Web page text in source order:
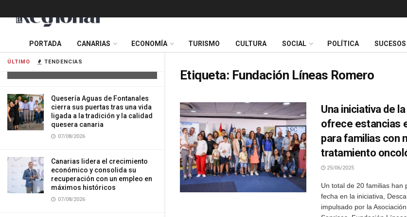
ÚLTIMO TENDENCIAS
impactar su vehículo contra una
Quesería Aguas de Fontanales
cierra sus puertas tras una vida
ligada a la tradición y la calidad
quesera canaria
07/08/2026
Canarias lidera el crecimiento
económico y consolida su
recuperación con un empleo en
máximos históricos
07/08/2026
PORTADA CANARIAS ECONOMÍA TURISMO CULTURA SOCIAL POLÍTICA SUCESOS
Etiqueta: Fundación Líneas Romero
Una iniciativa de
ofrece estancias
para familias con
tratamiento
25/06/2025
Un total de 20 familias han
fecha en la iniciativa,
impulsado por la